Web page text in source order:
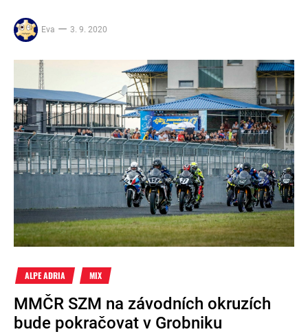
Eva 3. 9. 2020
ALPE ADRIA MIX
MMČR SZM na závodních okruzích
bude pokračovat v Grobniku